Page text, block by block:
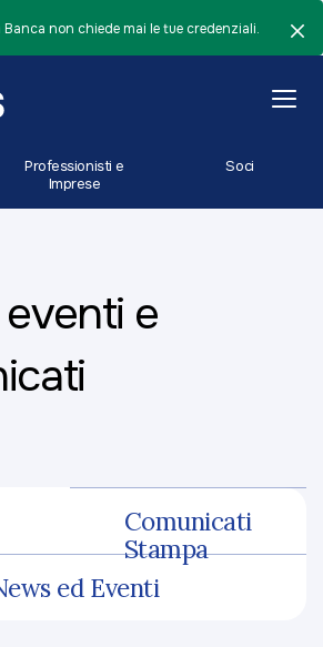
non chiede mai le tue credenziali.
Professionisti e
Imprese
Soci
e
Comunicati
Stampa
ed Eventi